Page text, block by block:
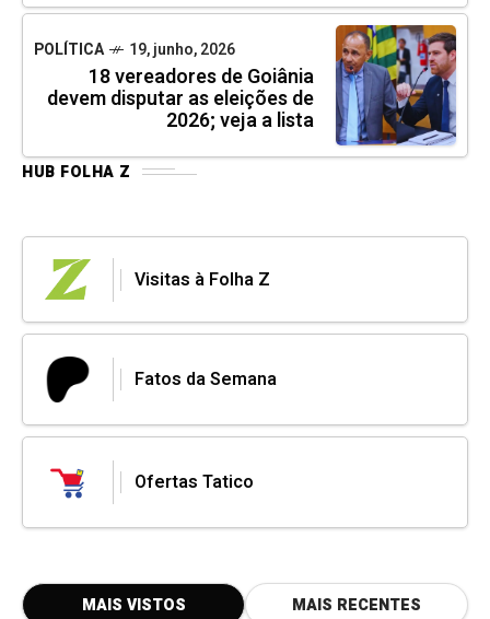
POLÍTICA 19, junho, 2026
18 vereadores de Goiânia
devem disputar as eleições de
2026; veja a lista
HUB FOLHA Z
Visitas à Folha Z
Fatos da Semana
Ofertas Tatico
MAIS VISTOS MAIS RECENTES